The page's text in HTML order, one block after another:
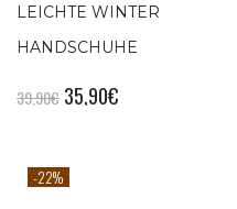
LEICHTE WINTER
HANDSCHUHE
39,90€ 35,90€
-22%